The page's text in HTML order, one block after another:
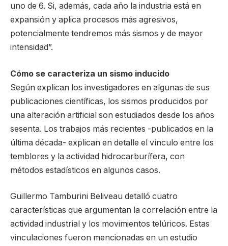
uno de 6. Si, además, cada año la industria está en
expansión y aplica procesos más agresivos,
potencialmente tendremos más sismos y de mayor
intensidad”.
Cómo se caracteriza un sismo inducido
Según explican los investigadores en algunas de sus
publicaciones científicas, los sismos producidos por
una alteración artificial son estudiados desde los años
sesenta. Los trabajos más recientes -publicados en la
última década- explican en detalle el vínculo entre los
temblores y la actividad hidrocarburífera, con
métodos estadísticos en algunos casos.
Guillermo Tamburini Beliveau detalló cuatro
características que argumentan la correlación entre la
actividad industrial y los movimientos telúricos. Estas
vinculaciones fueron mencionadas en un estudio